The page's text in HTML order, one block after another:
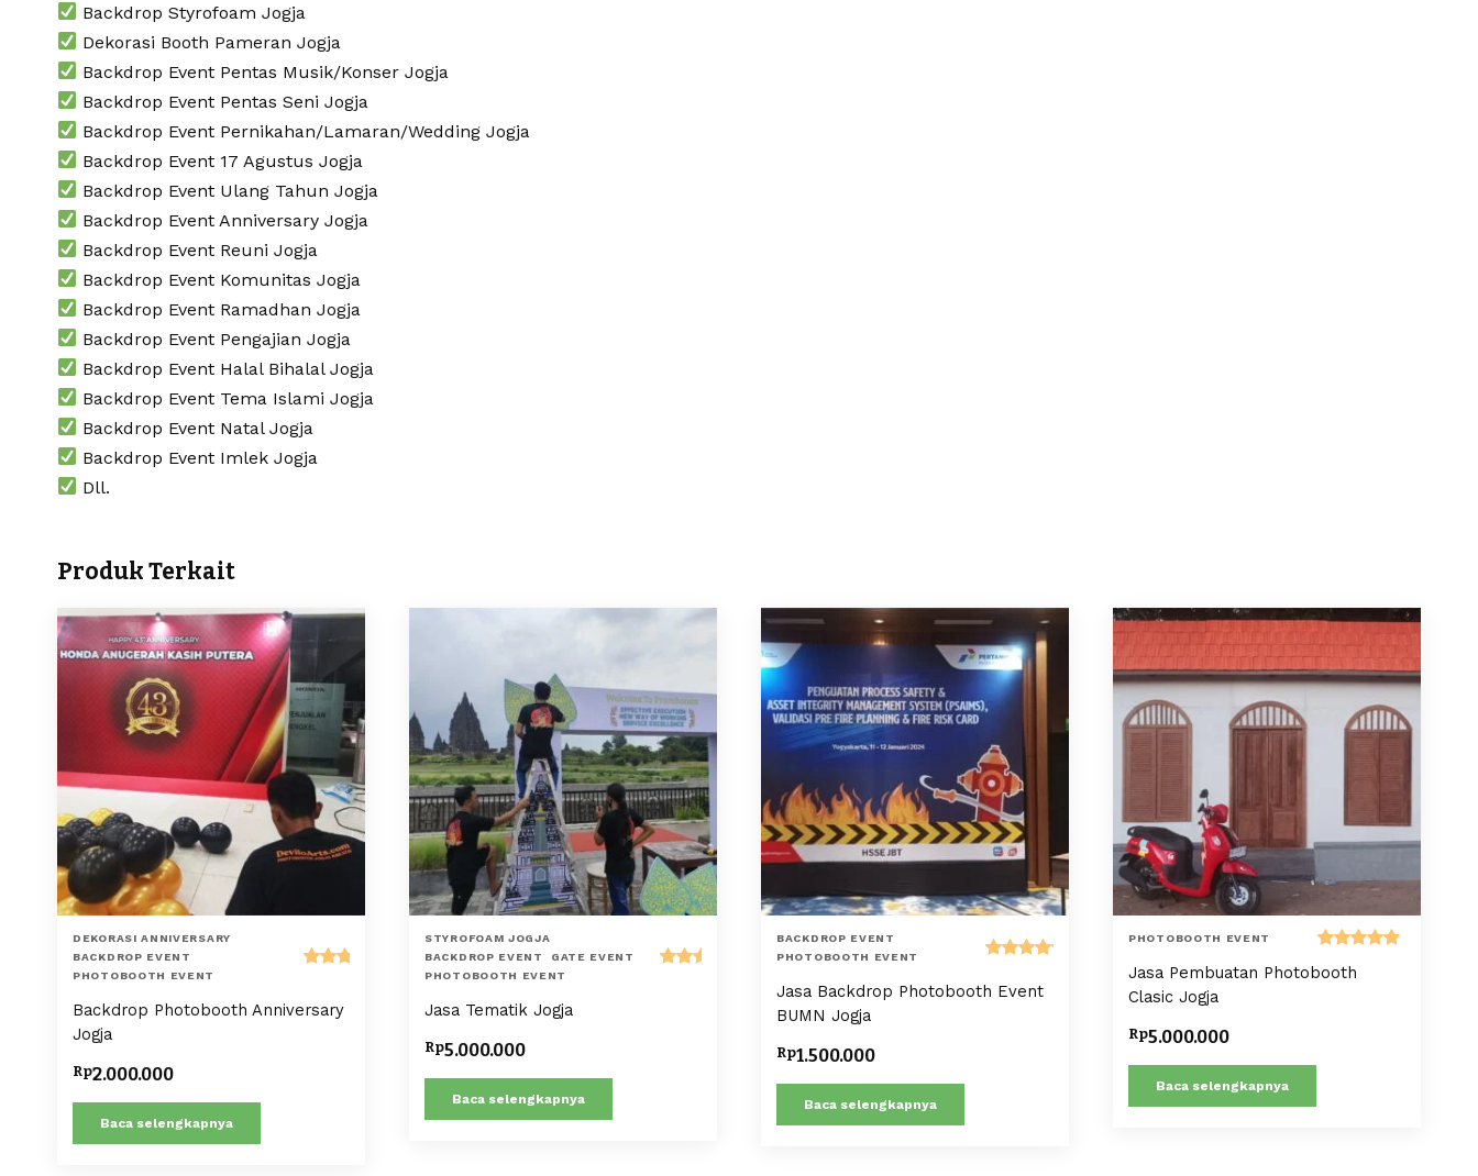
Backdrop Styrofoam Jogja
Dekorasi Booth Pameran Jogja
Backdrop Event Pentas Musik/Konser Jogja
Backdrop Event Pentas Seni Jogja
Backdrop Event Pernikahan/Lamaran/Wedding Jogja
Backdrop Event 17 Agustus Jogja
Backdrop Event Ulang Tahun Jogja
Backdrop Event Anniversary Jogja
Backdrop Event Reuni Jogja
Backdrop Event Komunitas Jogja
Backdrop Event Ramadhan Jogja
Backdrop Event Pengajian Jogja
Backdrop Event Halal Bihalal Jogja
Backdrop Event Tema Islami Jogja
Backdrop Event Natal Jogja
Backdrop Event Imlek Jogja
Dll.
Produk Terkait
DEKORASI ANNIVERSARY
BACKDROP EVENT
PHOTOBOOTH EVENT
dari 5
Backdrop Photobooth Anniversary
Jogja
Rp2.000.000
Baca selengkapnya
STYROFOAM JOGJA
BACKDROP EVENT
GATE EVENT
PHOTOBOOTH EVENT
Jasa Tematik Jogja
Rp5.000.000
Baca selengkapnya
BACKDROP EVENT
PHOTOBOOTH EVENT
5.00
Jasa Backdrop Photobooth Event
BUMN Jogja
Rp1.500.000
Baca selengkapnya
PHOTOBOOTH EVENT
Dinilai
5.00
Jasa Pembuatan Photobooth
Clasic Jogja
Rp5.000.000
Baca selengkapnya